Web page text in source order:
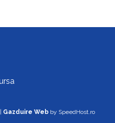
Gazduire Web by SpeedHost.ro